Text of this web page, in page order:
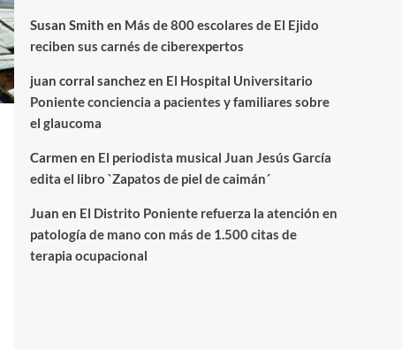
Susan Smith en Más de 800 escolares de El Ejido
reciben sus carnés de ciberexpertos
juan corral sanchezen El Hospital Universitario
Poniente conciencia a pacientes y familiares sobre
el glaucoma
Carmen en El periodista musical Juan Jesús García
edita el libro `Zapatos de piel de caimán´
Juan en El Distrito Poniente refuerza la atención en
patología de mano con más de 1.500 citas de
terapia ocupacional